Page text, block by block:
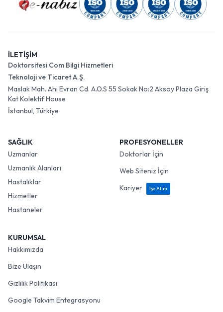
İLETİŞİM
Doktorsitesi Com Bilgi Hizmetleri
Teknoloji ve Ticaret A.Ş.
Maslak Mah. Ahi Evran Cd. A.O.S 55 Sokak No:2 Aksoy Plaza Giriş
Kat Kolektif House
İstanbul, Türkiye
SAĞLIK
Uzmanlar
Uzmanlık Alanları
Hastalıklar
Hizmetler
Hastaneler
PROFESYONELLER
Doktorlar İçin
Web Siteniz İçin
Kariyer
İşe Alım
KURUMSAL
Hakkımızda
Bize Ulaşın
Gizlilik Politikası
Google Takvim Entegrasyonu